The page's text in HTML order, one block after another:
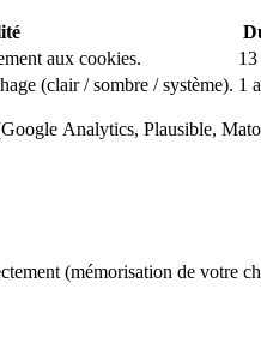
aux cookies.
(clair / sombre / système). 1
Analytics, Plausible,
(mémorisation de votre